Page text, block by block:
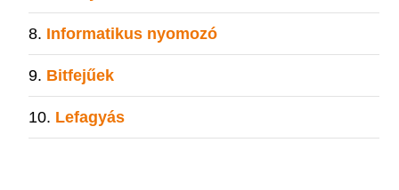
Informatikus nyomozó
Bitfejűek
Lefagyás